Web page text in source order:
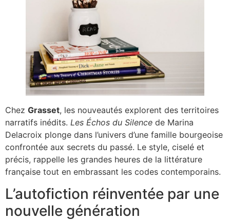
Chez Grasset, les nouveautés explorent des territoires
narratifs inédits. Les Échos du Silence de Marina
Delacroix plonge dans l’univers d’une famille bourgeoise
confrontée aux secrets du passé. Le style, ciselé et
précis, rappelle les grandes heures de la littérature
française tout en embrassant les codes contemporains.
L’autofiction réinventée par une
nouvelle génération